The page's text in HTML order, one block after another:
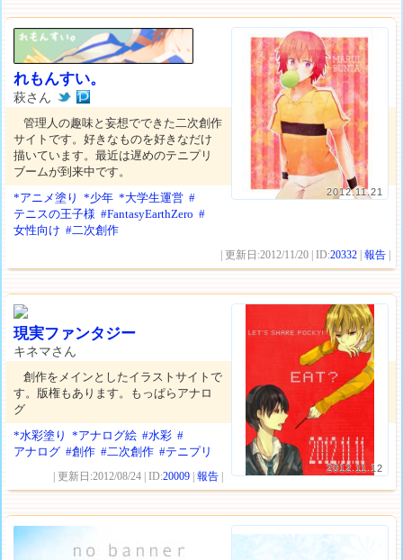
2012.11.21
れもんすい。
萩さん
管理人の趣味と妄想でできた二次創作
サイトです。好きなものを好きなだけ
描いています。最近は遅めのテニプリ
ブームが到来中です。
*アニメ塗り
*少年 *大学生運営 #
テニスの王子様 #FantasyEarthZero #
女性向け #二次創作
| 更新日:2012/11/20 | ID:20332 |報告
2012.11.12
現実ファンタジー
キネマさん
創作をメインとしたイラストサイトで
す。版権もあります。もっぱらアナロ
グ
*水彩塗り
*アナログ絵 #水彩 #
アナログ #創作 #二次創作 #テニプリ
| 更新日:2012/08/24 | ID:20009 |報告